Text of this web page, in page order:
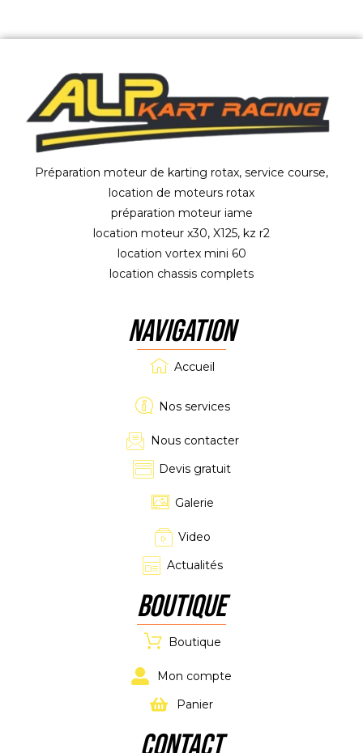
Préparation moteur de karting rotax, service course,
location de moteurs rotax
préparation moteur iame
location moteur x30, X125, kz r2
location vortex mini 60
location chassis complets
NAVIGATION
Accueil
Nos services
Nous contacter
Devis gratuit
Galerie
Video
Actualités
Boutique
Boutique
Mon compte
Panier